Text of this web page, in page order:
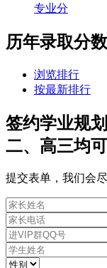
专业分
历年录取分数
浏览排行
按最新排行
签约学业规
二、高三均可
提交表单，我们会